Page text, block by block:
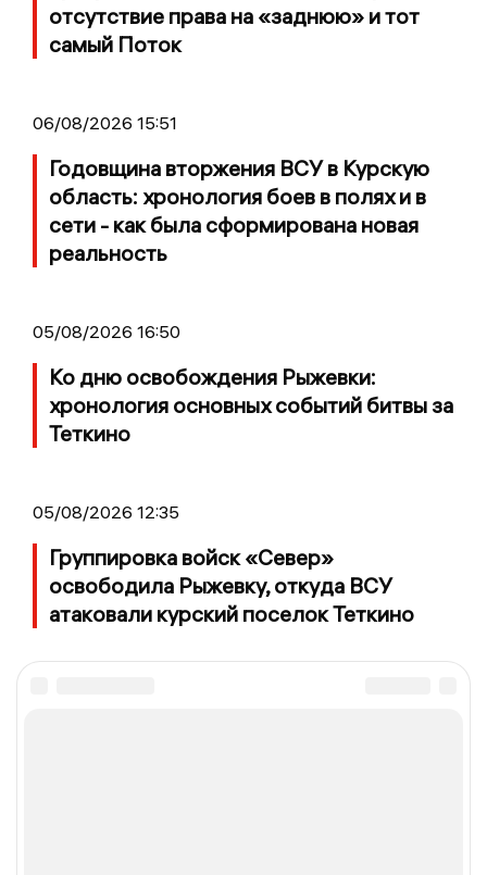
отсутствие права на «заднюю» и тот
самый Поток
06/08/2026 15:51
Годовщина вторжения ВСУ в Курскую
область: хронология боев в полях и в
сети - как была сформирована новая
реальность
05/08/2026 16:50
Ко дню освобождения Рыжевки:
хронология основных событий битвы за
Теткино
05/08/2026 12:35
Группировка войск «Север»
освободила Рыжевку, откуда ВСУ
атаковали курский поселок Теткино